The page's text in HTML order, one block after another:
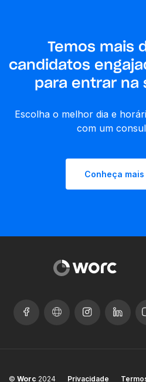
Temos mais
candidatos
para entrar na
Escolha o melhor dia e
com um
Conheça mais
© Worc 2024 Privacidade